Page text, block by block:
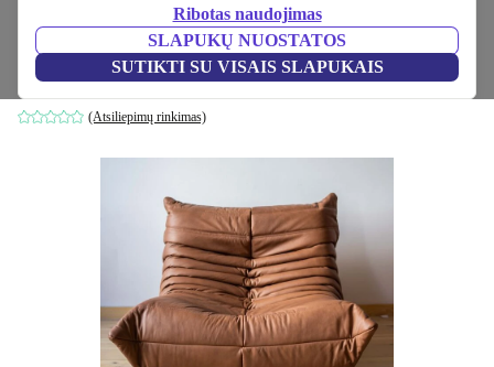
Ribotas naudojimas
SLAPUKŲ NUOSTATOS
SUTIKTI SU VISAIS SLAPUKAIS
Togo fotelis lygi oda Folk Brown
ruda
(Atsiliepimų rinkimas)